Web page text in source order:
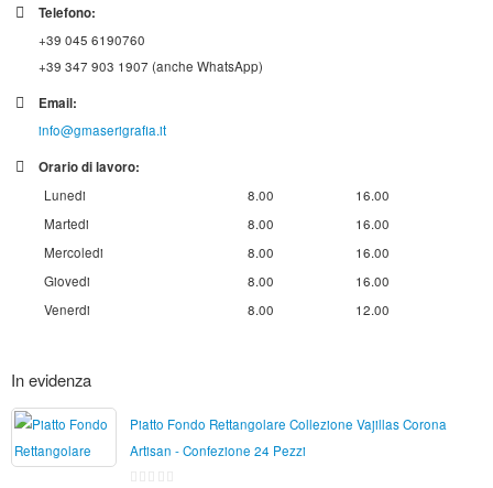
Telefono:
+39 045 6190760
+39 347 903 1907 (anche WhatsApp)
Email:
info@gmaserigrafia.it
Orario di lavoro:
Lunedi 8.00
16.00
Martedi
8.00
16.00
Mercoledi
8.00
16.00
Giovedi
8.00
16.00
Venerdi
8.00 12.00
In evidenza
Piatto Fondo Rettangolare Collezione Vajillas Corona
Artisan - Confezione 24 Pezzi